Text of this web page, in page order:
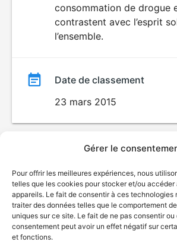
Gérer le
Pour offrir les meilleures expériences, nous
telles que les cookies pour stocker et/ou accéder
appareils. Le fait de consentir à ces technologies
traiter des données telles que le comportement
uniques sur ce site. Le fait de ne pas consentir ou
consentement peut avoir un effet négatif sur
et fonctions.
consommation de drogue
contrastent avec l’esprit
l’ensemble.
Date de classement
23 mars 2015
© Gouvernement du